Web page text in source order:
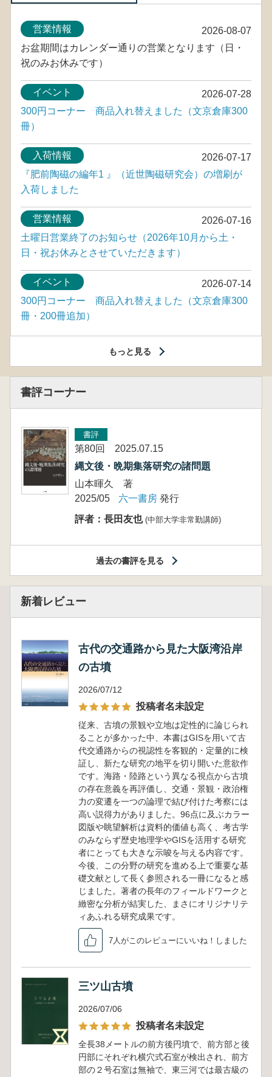
2026-08-07
営業情報
お盆期間はカレンダー通りの営業となります（日・
祝のみお休みです）
2026-07-28
イベント
300円コーナー 商品入れ替えました（文京倉庫300
冊）
2026-07-17
入荷情報
『肥前陶磁の編年1 』（近世陶磁研究会）の増刷が
入荷しました
2026-07-16
営業情報
土曜日営業終了のお知らせ（2026年10月から土・
日・祝お休みとさせていただきます）
2026-07-14
イベント
300円コーナー 商品入れ替えました（文京倉庫300
冊・200冊追加）
もっと見る
書評コーナー
書評
第80回 2025.07.15
縄文後・晩期集落研究の諸問題
山本暉久 著
2025/05
六一書房 発行
評者：長田友也 (中部大学非常勤講師)
過去の書評を見る
新着レビュー
古代の交通路から見た大阪湾沿岸
の古墳
2026/07/12
投稿者名未設定
従来、古墳の景観や立地は定性的に論じられ
ることが多かった中、本書はGISを用いて古
代交通路からの視認性を客観的・定量的に検
証し、新たな研究の地平を切り開いた意欲作
です。海路・陸路という異なる視点から古墳
の存在意義を再評価し、交通・景観・政治権
力の変遷を一つの論理で結び付けた考察には
高い説得力がありました。96点に及ぶカラー
図版や眺望解析は資料的価値も高く、考古学
のみならず歴史地理学やGISを活用する研究
者にとっても大きな示唆を与える内容です。
今後、この分野の研究を進める上で重要な基
礎文献として長く参照される一冊になると感
じました。著者の長年のフィールドワークと
緻密な分析が結実した、まさにオリジナリテ
ィあふれる研究成果です。
7人がこのレビューにいいね！しました
三ツ山古墳
2026/07/06
投稿者名未設定
全長38メートルの前方後円墳で、前方部と後
円部にそれぞれ横穴式石室が検出され、前方
部の２号石室は無袖で、東三河では最古級の